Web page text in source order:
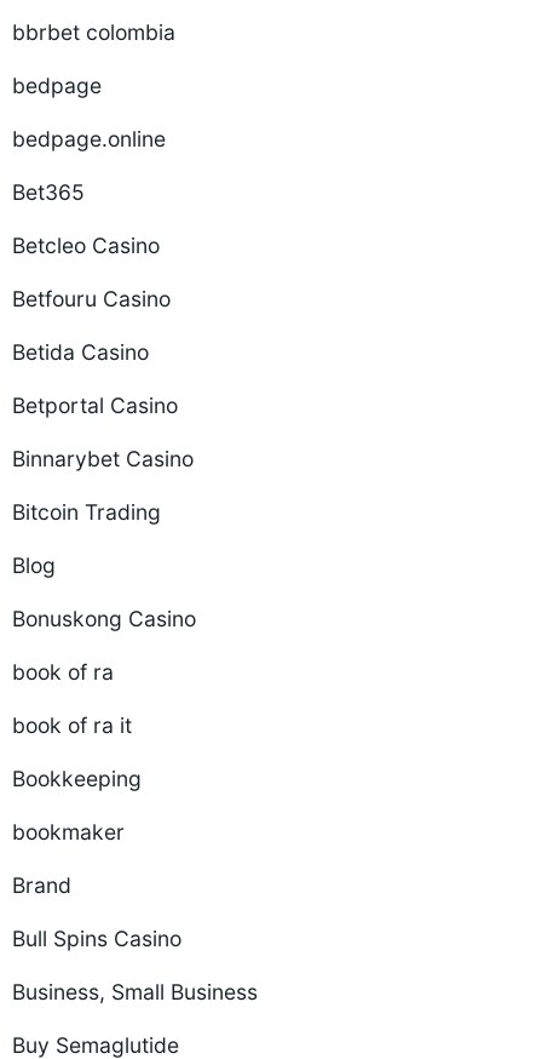
bbrbet colombia
bedpage
bedpage.online
Bet365
Betcleo Casino
Betfouru Casino
Betida Casino
Betportal Casino
Binnarybet Casino
Bitcoin Trading
Blog
Bonuskong Casino
book of ra
book of ra it
Bookkeeping
bookmaker
Brand
Bull Spins Casino
Business, Small Business
Buy Semaglutide